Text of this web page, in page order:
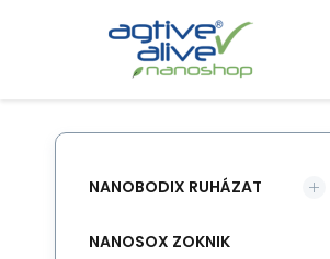
NANOBODIX RUHÁZAT
NANOSOX ZOKNIK